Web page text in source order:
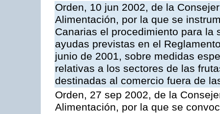
Orden, 10 jun 2002, de la
Alimentación, por la que se
Canarias el procedimiento para
ayudas previstas en el
junio de 2001, sobre medidas
relativas a los sectores de las
destinadas al comercio fuera de
Orden, 27 sep 2002, de la
Alimentación, por la que se